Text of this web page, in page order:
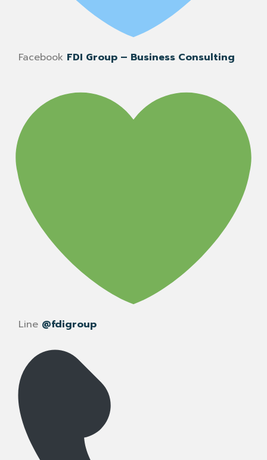
Facebook FDI Group – Business Consulting
Line @fdigroup